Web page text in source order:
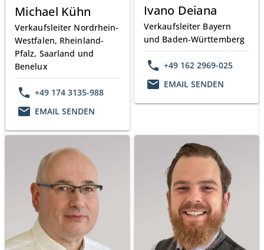
Michael Kühn
Verkaufsleiter Nordrhein-
Westfalen, Rheinland-
Pfalz, Saarland und
Benelux
phone +49 174 3135-988
email EMAIL SENDEN
Ivano Deiana
Verkaufsleiter Bayern
und Baden-Württemberg
phone +49 162 2969-025
email EMAIL SENDEN